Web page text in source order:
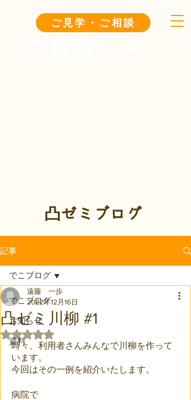
ご見学・ご相談
凸ゼミブログ
記事
でこブログ
お知らせ
資料
でこブログ
凸ゼミ川柳 #1
遠藤 一歩
2022年12月16日
5つ星のうちNaNと評価されています。
時々、利用者さんみんなで川柳を作って
います。
今回はその一例を紹介いたします。
病院で